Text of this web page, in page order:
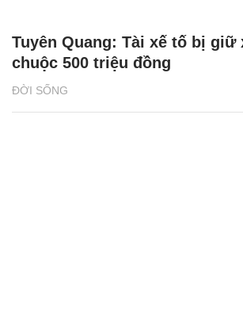
ĐỜI SỐNG
Tuyên Quang: Tài xế tố bị giữ
chuộc 500 triệu đồng